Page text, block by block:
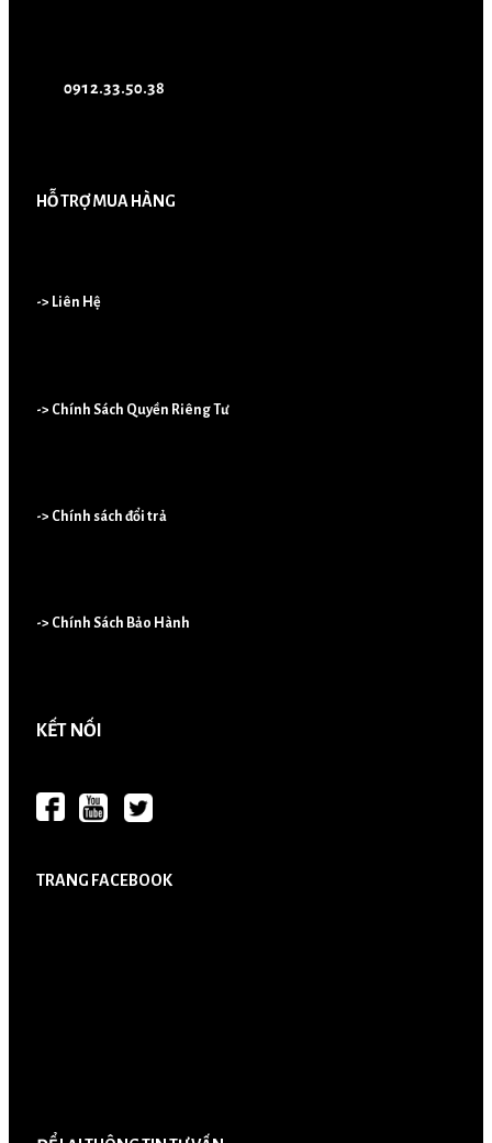
0912.33.50.38
HỖ TRỢ MUA HÀNG
-> Liên Hệ
-> Chính Sách Quyền Riêng Tư
-> Chính sách đổi trả
-> Chính Sách Bảo Hành
KẾT NỐI
TRANG FACEBOOK